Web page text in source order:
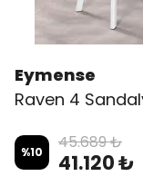
Eymense
Raven 4
%10 45.689 ₺
41.120 ₺